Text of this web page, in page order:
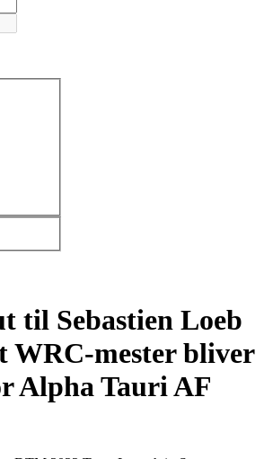
til Sebastien Loeb
WRC-mester bliver
Alpha Tauri AF